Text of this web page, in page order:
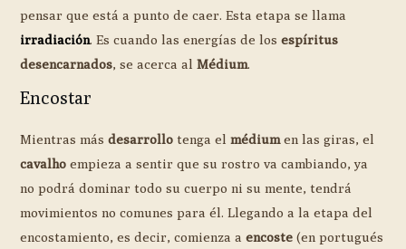
pensar que está a punto de caer. Esta etapa se llama
irradiación. Es cuando las energías de losespíritus
desencarnados, se acerca alMédium.
Encostar
Mientras másdesarrollo tenga elmédiumen las giras, el
cavalho empieza a sentir que su rostro va cambiando, ya
no podrá dominar todo su cuerpo ni su mente, tendrá
movimientos no comunes para él. Llegando a la etapa del
encostamiento, es decir, comienza a encoste(en portugués